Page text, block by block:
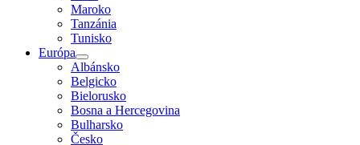
Maroko
Tanzánia
Tunisko
Európa
Albánsko
Belgicko
Bielorusko
Bosna a Hercegovina
Bulharsko
Česko